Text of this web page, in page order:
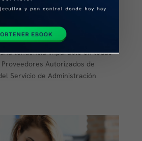
HSM con HSM Cloud® by
Definitiva para PAC del SAT!
tendencia imparable en todas
Autorizados de
Servicio de Administración